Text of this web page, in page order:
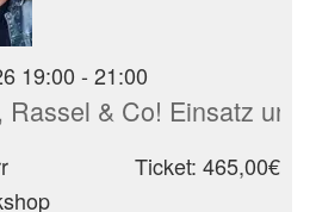
19:00 - 21:00
Rassel & Co! Einsatz
Ticket: 465,00€